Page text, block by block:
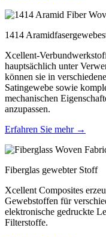
1414
Xcellent-
hauptsächlich unter
können sie in
Satingewebe sowie
mechanischen
anzupassen.
Erfahren Sie mehr →
Fiberglas gewebter Stoff
Xcellent Composites
Gewebstoffen für
elektronische gedruckte
Filterstoffe.